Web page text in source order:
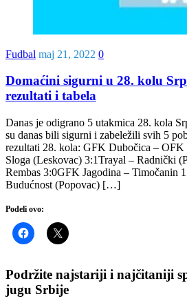
Fudbal maj 21, 2022 0
Domaćini sigurni u 28. kolu
rezultati i tabela
Danas je odigrano 5 utakmica 28. kola
su danas bili sigurni i zabeležili svih 5
rezultati 28. kola: GFK Dubočica –
Sloga (Leskovac) 3:1Trayal – Radnički
Rembas 3:0GFK Jagodina – Timočanin
Budućnost (Popovac) […]
Podeli ovo:
Podržite najstariji i najčitaniji
jugu Srbije